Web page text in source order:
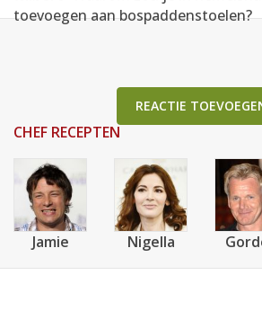
toevoegen aan bospaddenstoelen?
REACTIE
CHEF RECEPTEN
Jamie Nigella